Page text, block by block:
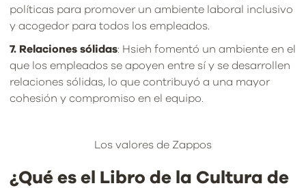
políticas para promover un ambiente laboral inclusivo
y acogedor para todos los empleados.
7. Relaciones sólidas: Hsieh fomentó un ambiente en el
que los empleados se apoyen entre sí y se desarrollen
relaciones sólidas, lo que contribuyó a una mayor
cohesión y compromiso en el equipo.
Los valores de Zappos
¿Qué es el Libro de la Cultura de